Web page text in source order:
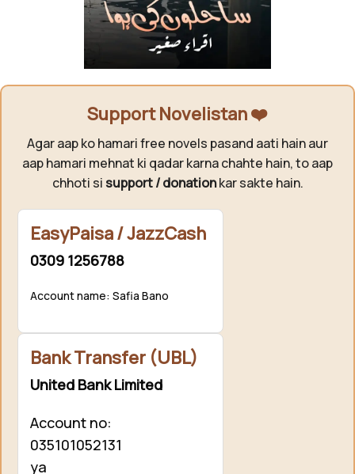
Support Novelistan ❤️
Agar aap ko hamari free novels pasand aati hain aur
aap hamari mehnat ki qadar karna chahte hain, to aap
chhoti si support / donationkar sakte hain.
EasyPaisa / JazzCash
0309 1256788
Account name: Safia Bano
Bank Transfer (UBL)
United Bank Limited
Account no:
035101052131
ya